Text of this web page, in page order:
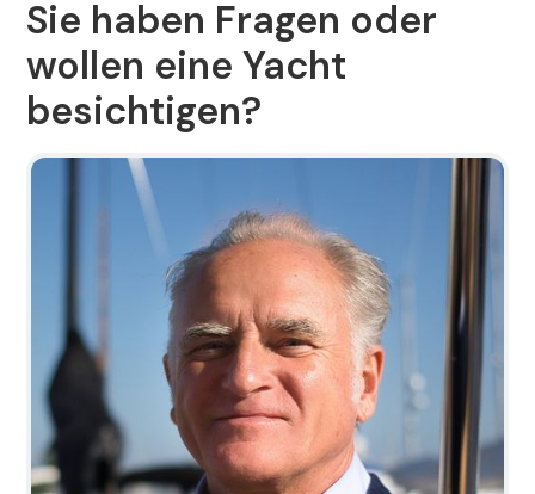
Sie haben Fragen oder
wollen eine Yacht
besichtigen?